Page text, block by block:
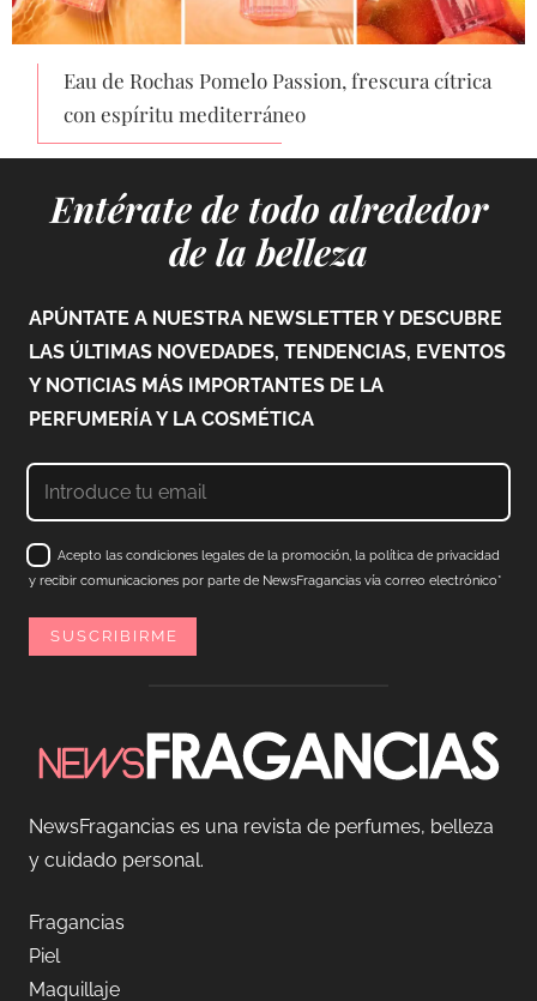
Eau de Rochas Pomelo Passion, frescura cítrica
con espíritu mediterráneo
Entérate de todo alrededor
de la belleza
APÚNTATE A NUESTRA NEWSLETTER Y DESCUBRE
LAS ÚLTIMAS NOVEDADES, TENDENCIAS, EVENTOS
Y NOTICIAS MÁS IMPORTANTES DE LA
PERFUMERÍA Y LA COSMÉTICA
Acepto las condiciones legales de la promoción, la política de privacidad
y recibir comunicaciones por parte de NewsFragancias vía correo electrónico*
NewsFragancias es una revista de perfumes, belleza
y cuidado personal.
Fragancias
Piel
Maquillaje